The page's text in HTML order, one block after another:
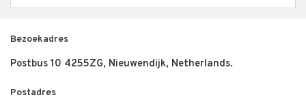
Bezoekadres
Postbus 10 4255ZG, Nieuwendijk, Netherlands.
Postadres